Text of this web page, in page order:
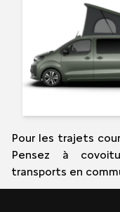
Pour les trajets
Pensez à
transports en